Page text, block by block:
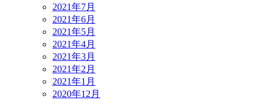
2021年7月
2021年6月
2021年5月
2021年4月
2021年3月
2021年2月
2021年1月
2020年12月